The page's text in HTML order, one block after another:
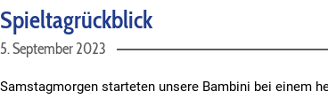
Spieltagrückblick
5. September 2023
Samstagmorgen starteten unsere Bambini bei einem